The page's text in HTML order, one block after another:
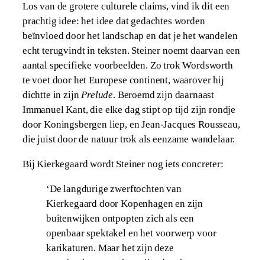
Los van de grotere culturele claims, vind ik dit een
prachtig idee: het idee dat gedachtes worden
beïnvloed door het landschap en dat je het wandelen
echt terugvindt in teksten. Steiner noemt daarvan een
aantal specifieke voorbeelden. Zo trok Wordsworth
te voet door het Europese continent, waarover hij
dichtte in zijnPrelude. Beroemd zijn daarnaast
Immanuel Kant, die elke dag stipt op tijd zijn rondje
door Koningsbergen liep, en Jean-Jacques Rousseau,
die juist door de natuur trok als eenzame wandelaar.
Bij Kierkegaard wordt Steiner nog iets concreter:
‘De langdurige zwerftochten van
Kierkegaard door Kopenhagen en zijn
buitenwijken ontpopten zich als een
openbaar spektakel en het voorwerp voor
karikaturen. Maar het zijn deze